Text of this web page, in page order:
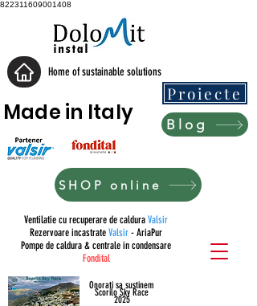
822311609001408
Ventilatie cu recuperare de caldura Valsir
Rezervoare incastrate Valsir - AriaPur
Pompe de caldura & centrale in condensare
Fondital
Made in Italy
Proiecte
Home of sustainable solutions
Blog
Onorati sa sustinem
Scorilo Sky Race
2025
SHOP online